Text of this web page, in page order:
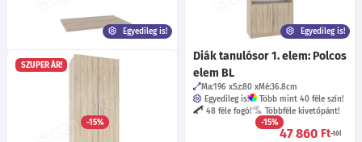
Egyedileg is!
Diák tanulósor 2. elem:
Áthidalós elem BL
-15%
22 110
Egyedileg is!
Diák tanulósor 1. elem: Polcos
elem BL
Ma:196 Sz:80 Mé:36.8cm
Egyedileg is!
Több mint 40 féle szín!
48 féle fogó!
Többféle kivetőpánt!
-15%
47 860 Ft-tól
SZUPER ÁR!